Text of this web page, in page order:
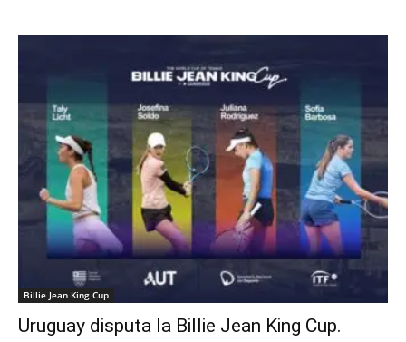
Billie Jean King Cup
Uruguay disputa la Billie Jean King Cup.